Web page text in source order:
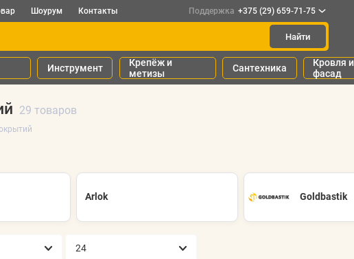
Шоурум Контакты Поддержка +375 (29) 659-71-75
Найти
Инструмент
Крепёж и
метизы
Сантехника
Кровля и
фасад
29 товаров
Arlok Goldbastik